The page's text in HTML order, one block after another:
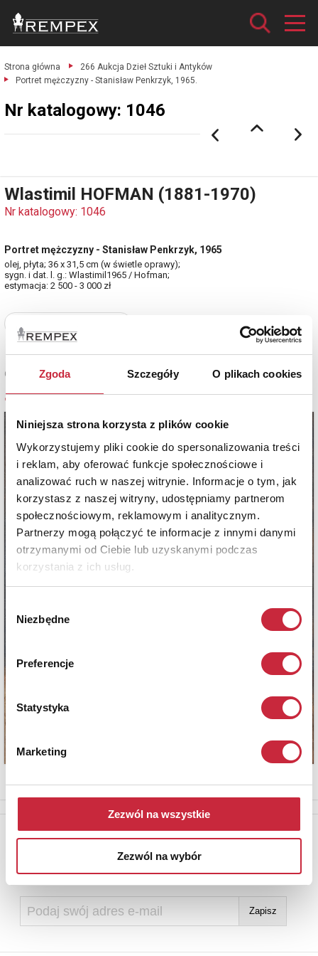
Zgoda Szczegóły O plikach cookies
Niniejsza strona korzysta z plików cookie
Wykorzystujemy pliki cookie do spersonalizowania treści
i reklam, aby oferować funkcje społecznościowe i
analizować ruch w naszej witrynie. Informacje o tym, jak
korzystasz z naszej witryny, udostępniamy partnerom
społecznościowym, reklamowym i analitycznym.
Partnerzy mogą połączyć te informacje z innymi danymi
otrzymanymi od Ciebie lub uzyskanymi podczas
korzystania z ich usług.
zgody
Niezbędne
Preferencje
Statystyka
Marketing
Zezwól na wszystkie
Zezwól na wybór
Strona główna
266 Aukcja Dzieł Sztuki i Antyków
Portret mężczyzny - Stanisław Penkrzyk, 1965.
Nr katalogowy: 1046
Wlastimil HOFMAN (1881-1970)
Nr katalogowy: 1046
Portret mężczyzny - Stanisław Penkrzyk, 1965
olej, płyta; 36 x 31,5 cm (w świetle oprawy);
sygn. i dat. l. g.: Wlastimil1965 / Hofman;
estymacja: 2 500 - 3 000 zł
Cena sprzedaży
4 000 zł
Newsletter
Aby otrzymywać informacje o nowych aukcjach, prosimy podać